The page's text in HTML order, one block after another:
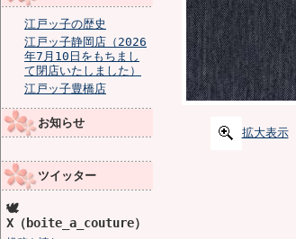
江戸ッ子の歴史
江戸ッ子静岡店（2026
年7月10日をもちまし
て閉店いたしました）
江戸ッ子豊橋店
お知らせ
ツイッター
🕊️
X（boite_a_couture）
拡大表示